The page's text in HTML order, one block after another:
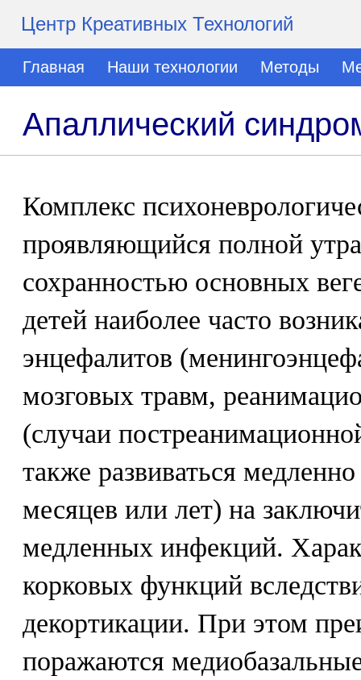
Центр Креативных Технологий
Главная Наши технологии Методы
Апаллический
Комплекс
проявляющийся полной
сохранностью основных
детей наиболее часто
энцефалитов
мозговых травм,
(случаи
также развиваться
месяцев или лет) на
медленных инфекций.
корковых функций
декортикации. При этом
поражаются